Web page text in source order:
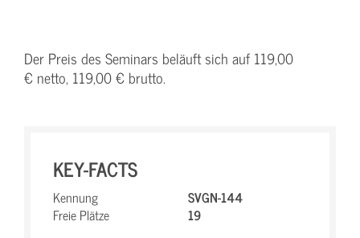
Der Preis des Seminars beläuft sich auf 119,00
€ netto, 119,00 € brutto.
KEY-FACTS
Kennung
SVGN-144
Freie Plätze
19